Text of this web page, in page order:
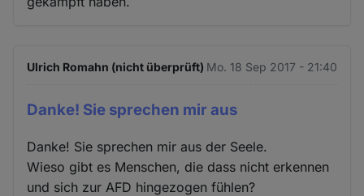
Ulrich Romahn (nicht überprüft) Mo. 18 Sep 2017 - 21:40
Danke! Sie sprechen mir aus
Danke! Sie sprechen mir aus der Seele.
Wieso gibt es Menschen, die dass nicht erkennen
und sich zur AFD hingezogen fühlen?